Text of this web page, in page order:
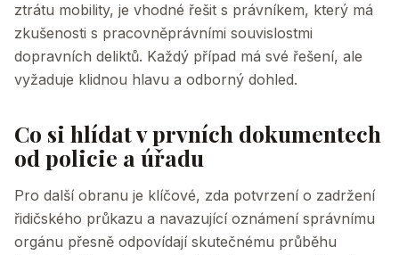
ztrátu mobility, je vhodné řešit s právníkem, který má
zkušenosti s pracovněprávními souvislostmi
dopravních deliktů. Každý případ má své řešení, ale
vyžaduje klidnou hlavu a odborný dohled.
Co si hlídat v prvních dokumentech
od policie a úřadu
Pro další obranu je klíčové, zda potvrzení o zadržení
řidičského průkazu a navazující oznámení správnímu
orgánu přesně odpovídají skutečnému průběhu